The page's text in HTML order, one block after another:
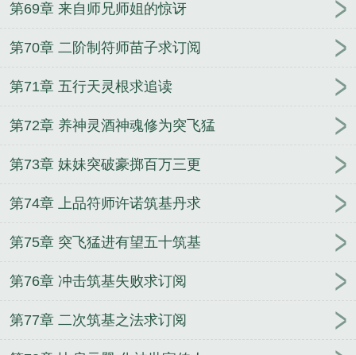
第69章 来自师兄师姐的惊讶
第70章 二阶制符师苗子求订阅
第71章 五行天灵根求追读
第72章 养神灵酒神魂修为突飞猛
第73章 妹妹突破豪掷百万三更
第74章 上品符师许诺筑基丹求
第75章 突飞猛进有望五十筑基
第76章 冲击筑基失败求订阅
第77章 二次筑基之法求订阅